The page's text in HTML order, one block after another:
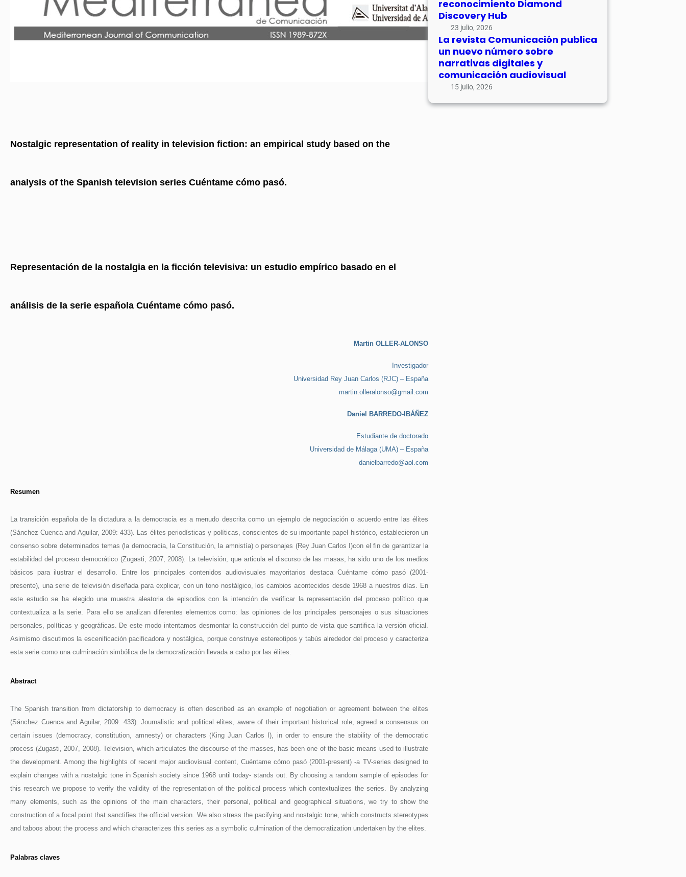
Nostalgic representation of reality in television fiction: an empirical study based on the
analysis of the Spanish television series Cuéntame cómo pasó.
Representación de la nostalgia en la ficción televisiva: un estudio empírico basado en el
análisis de la serie española Cuéntame cómo pasó.
Martin OLLER-ALONSO
Investigador
Universidad Rey Juan Carlos (RJC) – España
martin.olleralonso@gmail.com
Daniel BARREDO-IBÁÑEZ
Estudiante de doctorado
Universidad de Málaga (UMA) – España
danielbarredo@aol.com
Resumen
La transición española de la dictadura a la democracia es a menudo descrita como un ejemplo de negociación o acuerdo entre las élites
(Sánchez Cuenca and Aguilar, 2009: 433). Las élites periodísticas y políticas, conscientes de su importante papel histórico, establecieron un
consenso sobre determinados temas (la democracia, la Constitución, la amnistía) o personajes (Rey Juan Carlos I)con el fin de garantizar la
estabilidad del proceso democrático (Zugasti, 2007, 2008). La televisión, que articula el discurso de las masas, ha sido uno de los medios
básicos para ilustrar el desarrollo. Entre los principales contenidos audiovisuales mayoritarios destaca Cuéntame cómo pasó (2001-
presente), una serie de televisión diseñada para explicar, con un tono nostálgico, los cambios acontecidos desde 1968 a nuestros días. En
este estudio se ha elegido una muestra aleatoria de episodios con la intención de verificar la representación del proceso político que
contextualiza a la serie. Para ello se analizan diferentes elementos como: las opiniones de los principales personajes o sus situaciones
personales, políticas y geográficas. De este modo intentamos desmontar la construcción del punto de vista que santifica la versión oficial.
Asimismo discutimos la escenificación pacificadora y nostálgica, porque construye estereotipos y tabús alrededor del proceso y caracteriza
esta serie como una culminación simbólica de la democratización llevada a cabo por las élites.
Abstract
The Spanish transition from dictatorship to democracy is often described as an example of negotiation or agreement between the elites
(Sánchez Cuenca and Aguilar, 2009: 433). Journalistic and political elites, aware of their important historical role, agreed a consensus on
certain issues (democracy, constitution, amnesty) or characters (King Juan Carlos I), in order to ensure the stability of the democratic
process (Zugasti, 2007, 2008). Television, which articulates the discourse of the masses, has been one of the basic means used to illustrate
the development. Among the highlights of recent major audiovisual content, Cuéntame cómo pasó (2001-present) -a TV-series designed to
explain changes with a nostalgic tone in Spanish society since 1968 until today- stands out. By choosing a random sample of episodes for
this research we propose to verify the validity of the representation of the political process which contextualizes the series. By analyzing
many elements, such as the opinions of the main characters, their personal, political and geographical situations, we try to show the
construction of a focal point that sanctifies the official version. We also stress the pacifying and nostalgic tone, which constructs stereotypes
and taboos about the process and which characterizes this series as a symbolic culmination of the democratization undertaken by the elites.
Palabras claves
reconocimiento Diamond
Discovery Hub
23 julio, 2026
La revista Comunicación publica
un nuevo número sobre
narrativas digitales y
comunicación audiovisual
15 julio, 2026